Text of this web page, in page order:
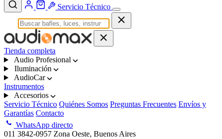
Servicio Técnico
Tienda completa
Audio Profesional
Iluminación
AudioCar
Instrumentos
Accesorios
Servicio Técnico Quiénes Somos Preguntas Frecuentes Envíos y
Garantías Contacto
WhatsApp directo
011 3842-0957 Zona Oeste, Buenos Aires